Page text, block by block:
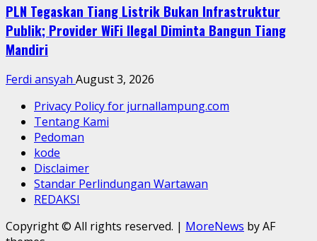
PLN Tegaskan Tiang Listrik Bukan Infrastruktur
Publik; Provider WiFi Ilegal Diminta Bangun Tiang
Mandiri
Ferdi ansyah August 3, 2026
Privacy Policy for jurnallampung.com
Tentang Kami
Pedoman
kode
Disclaimer
Standar Perlindungan Wartawan
REDAKSI
Copyright © All rights reserved. | MoreNews by AF